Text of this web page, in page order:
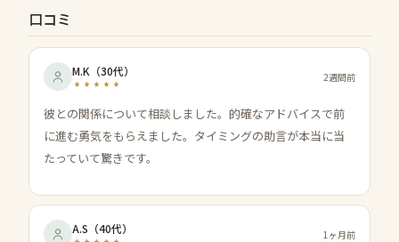
口コミ
M.K （30代） 2週間前
彼との関係について相談しました。的確なアドバイスで前
に進む勇気をもらえました。タイミングの助言が本当に当
たっていて驚きです。
A.S （40代） 1ヶ月前